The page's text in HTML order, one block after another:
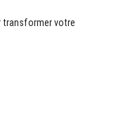
transformer votre